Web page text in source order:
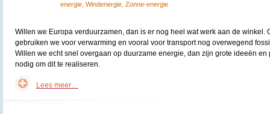
energie Windenergie Zonne-energie
Willen we Europa verduurzamen, dan is er nog heel wat werk aan de winkel.
gebruiken we voor verwarming en vooral voor transport nog overwegend
Willen we echt snel overgaan op duurzame energie, dan zijn grote ideeën en
nodig om dit te realiseren.
Lees meer…